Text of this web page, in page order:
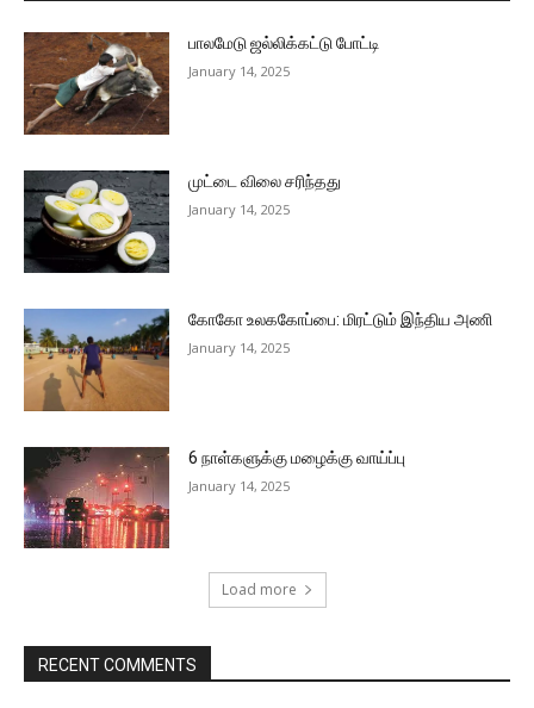
பாலமேடு ஜல்லிக்கட்டு போட்டி
January 14, 2025
முட்டை விலை சரிந்தது
January 14, 2025
கோகோ உலககோப்பை: மிரட்டும் இந்திய அணி
January 14, 2025
6 நாள்களுக்கு மழைக்கு வாய்ப்பு
January 14, 2025
Load more
RECENT COMMENTS